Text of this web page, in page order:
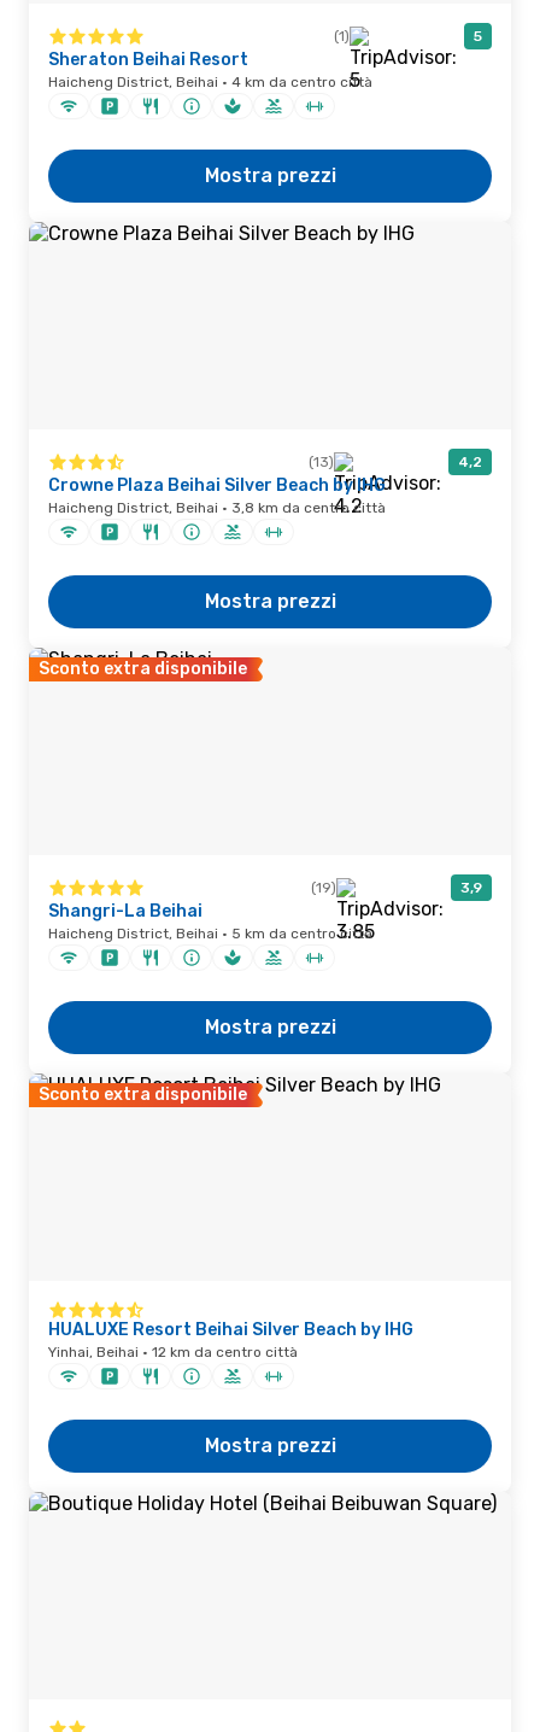
(1) 5
Sheraton Beihai Resort
Haicheng District, Beihai · 4 km da centro città
Mostra prezzi
(13) 4,2
Crowne Plaza Beihai Silver Beach by IHG
Haicheng District, Beihai · 3,8 km da centro città
Mostra prezzi
Sconto extra disponibile
(19) 3,9
Shangri-La Beihai
Haicheng District, Beihai · 5 km da centro città
Mostra prezzi
Sconto extra disponibile
HUALUXE Resort Beihai Silver Beach by IHG
Yinhai, Beihai · 12 km da centro città
Mostra prezzi